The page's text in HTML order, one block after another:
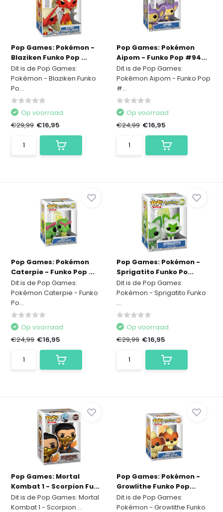
Pop Games: Pokémon -
Blaziken Funko Pop ...
Dit is de Pop Games:
Pokémon - Blaziken Funko
Po...
Op voorraad
€29,99 €16,95
Pop Games: Pokémon
Aipom - Funko Pop #94...
Dit is de Pop Games:
Pokémon Aipom - Funko Pop
#...
Op voorraad
€24,99 €16,95
Pop Games: Pokémon
Caterpie - Funko Pop ...
Dit is de Pop Games:
Pokémon Caterpie - Funko
Po...
Op voorraad
€24,99 €16,95
Pop Games: Pokémon -
Sprigatito Funko Po...
Dit is de Pop Games:
Pokémon - Sprigatito Funko
...
Op voorraad
€29,99 €16,95
Pop Games: Mortal
Kombat 1 - Scorpion Fu...
Dit is de Pop Games: Mortal
Kombat 1 - Scorpion ...
Pop Games: Pokémon -
Growlithe Funko Pop...
Dit is de Pop Games:
Pokémon - Growlithe Funko